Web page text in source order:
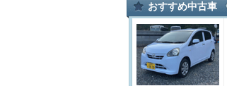
おすすめ中古車